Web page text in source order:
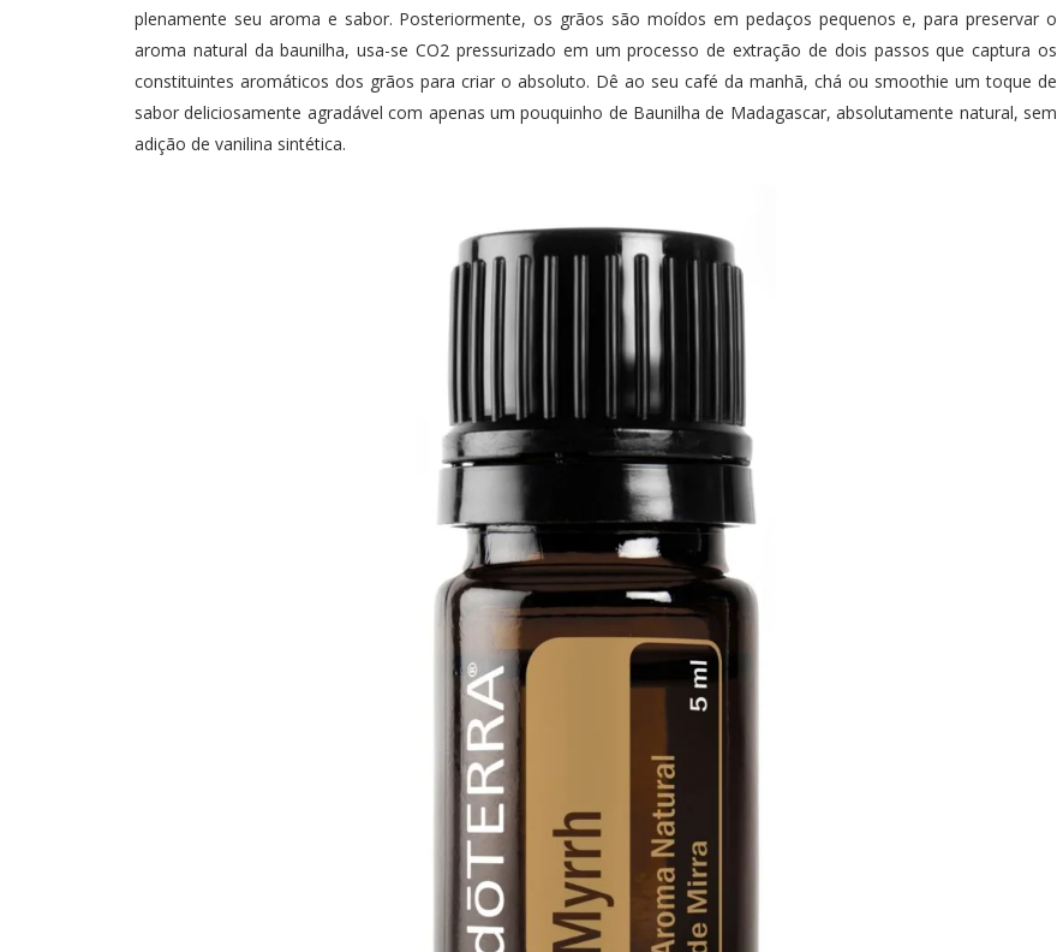
plenamente seu aroma e sabor. Posteriormente, os grãos são moídos em pedaços pequenos e, para preservar o
aroma natural da baunilha, usa-se CO2 pressurizado em um processo de extração de dois passos que captura os
constituintes aromáticos dos grãos para criar o absoluto. Dê ao seu café da manhã, chá ou smoothie um toque de
sabor deliciosamente agradável com apenas um pouquinho de Baunilha de Madagascar, absolutamente natural, sem
adição de vanilina sintética.